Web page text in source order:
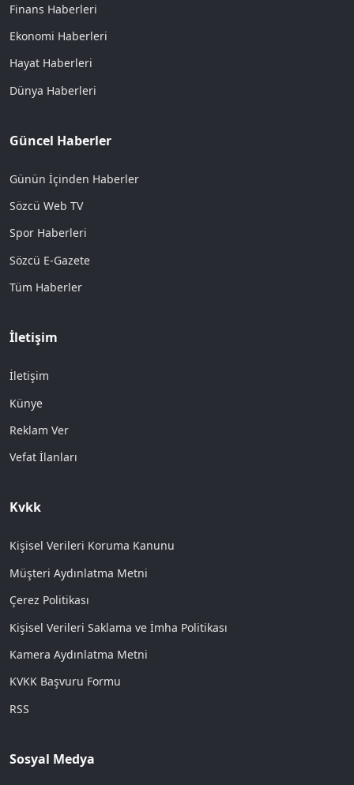
Finans Haberleri
Ekonomi Haberleri
Hayat Haberleri
Dünya Haberleri
Güncel Haberler
Günün İçinden Haberler
Sözcü Web TV
Spor Haberleri
Sözcü E-Gazete
Tüm Haberler
İletişim
İletişim
Künye
Reklam Ver
Vefat İlanları
Kvkk
Kişisel Verileri Koruma Kanunu
Müşteri Aydınlatma Metni
Çerez Politikası
Kişisel Verileri Saklama ve İmha Politikası
Kamera Aydınlatma Metni
KVKK Başvuru Formu
RSS
Sosyal Medya